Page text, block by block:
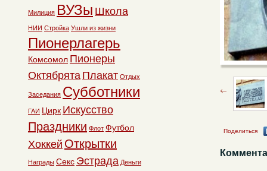
Поделиться
Милиция ВУЗы Школа
НИИ Стройка Ушли из жизни
Пионерлагерь
Комсомол Пионеры
Октябрята Плакат Отдых
Заседания Субботники
ГАИ Цирк Искусство
Праздники Флот Футбол
Хоккей Открытки
Награды Секс Эстрада Деньги